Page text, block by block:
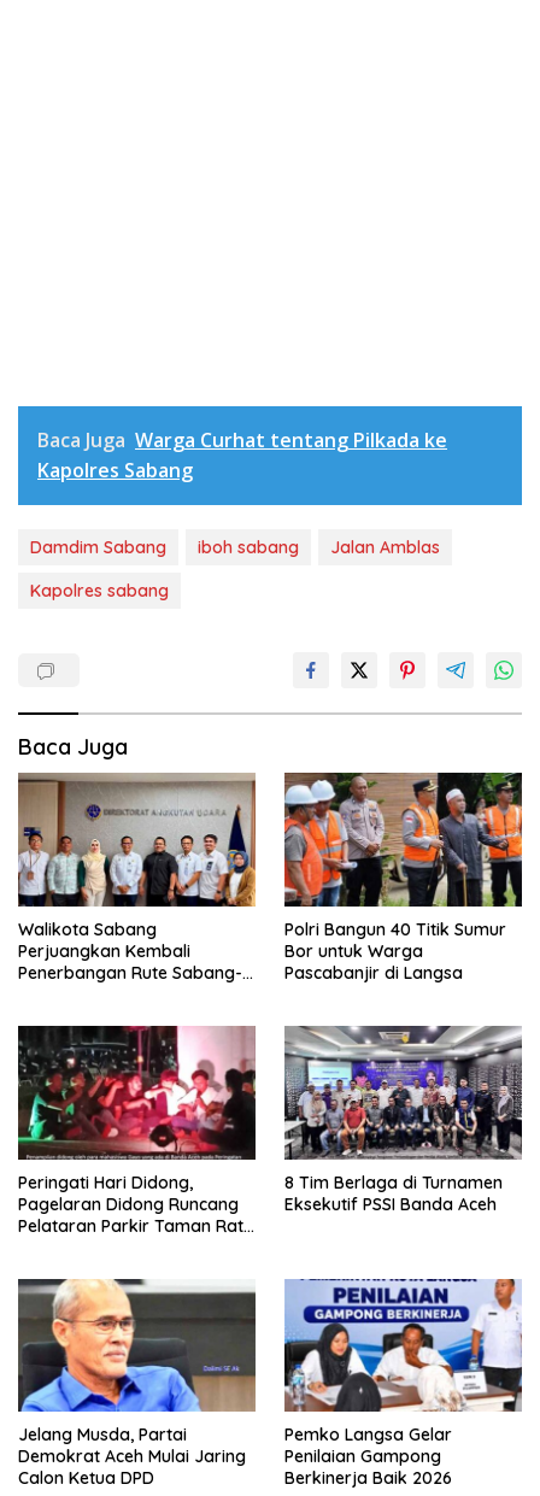
Baca Juga Warga Curhat tentang Pilkada ke
Kapolres Sabang
Damdim Sabang iboh sabang
Jalan Amblas
Kapolres sabang
Baca Juga
Walikota Sabang
Perjuangkan Kembali
Penerbangan Rute Sabang-
Polri Bangun 40 Titik Sumur
Bor untuk Warga
Pascabanjir di Langsa
Peringati Hari Didong,
Pagelaran Didong Runcang
Pelataran Parkir Taman Ratu
8 Tim Berlaga di Turnamen
Eksekutif PSSI Banda Aceh
Jelang Musda, Partai
Demokrat Aceh Mulai Jaring
Calon Ketua DPD
Pemko Langsa Gelar
Penilaian Gampong
Berkinerja Baik 2026